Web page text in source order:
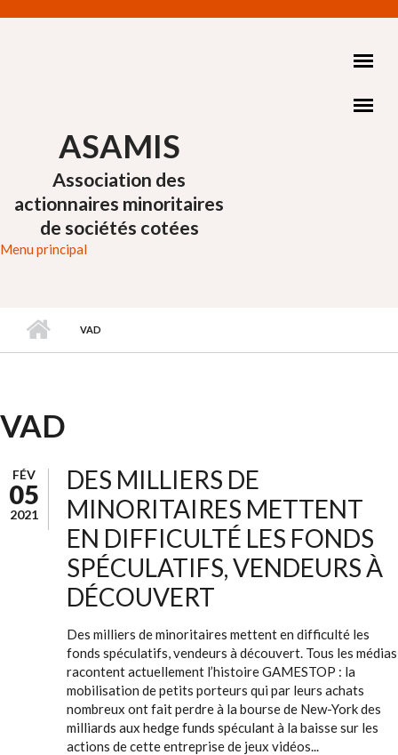
ASAMIS
Association des
actionnaires minoritaires
de sociétés cotées
Menu principal
VAD
VAD
FÉV
05
2021
DES MILLIERS DE
MINORITAIRES METTENT
EN DIFFICULTÉ LES FONDS
SPÉCULATIFS, VENDEURS À
DÉCOUVERT
Des milliers de minoritaires mettent en difficulté les
fonds spéculatifs, vendeurs à découvert. Tous les médias
racontent actuellement l’histoire GAMESTOP : la
mobilisation de petits porteurs qui par leurs achats
nombreux ont fait perdre à la bourse de New-York des
milliards aux hedge funds spéculant à la baisse sur les
actions de cette entreprise de jeux vidéos...